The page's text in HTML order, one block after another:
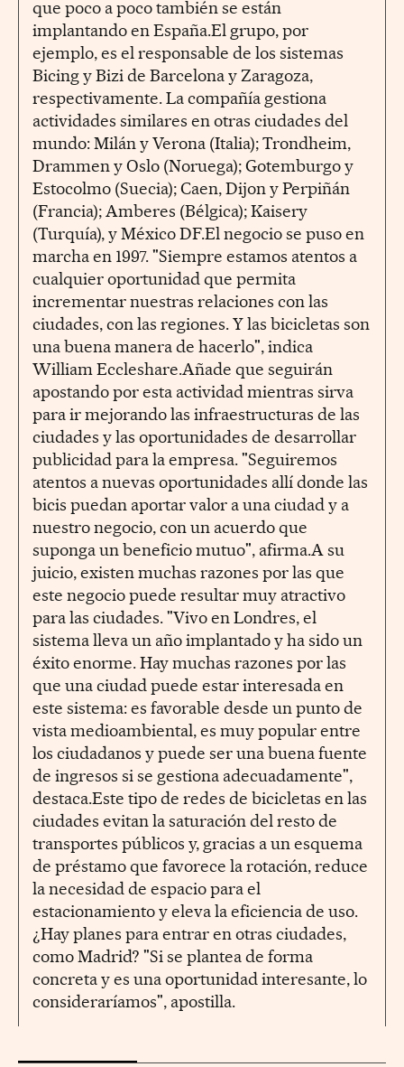
que poco a poco también se están
implantando en España.El grupo, por
ejemplo, es el responsable de los sistemas
Bicing y Bizi de Barcelona y Zaragoza,
respectivamente. La compañía gestiona
actividades similares en otras ciudades del
mundo: Milán y Verona (Italia); Trondheim,
Drammen y Oslo (Noruega); Gotemburgo y
Estocolmo (Suecia); Caen, Dijon y Perpiñán
(Francia); Amberes (Bélgica); Kaisery
(Turquía), y México DF.El negocio se puso en
marcha en 1997. "Siempre estamos atentos a
cualquier oportunidad que permita
incrementar nuestras relaciones con las
ciudades, con las regiones. Y las bicicletas son
una buena manera de hacerlo", indica
William Eccleshare.Añade que seguirán
apostando por esta actividad mientras sirva
para ir mejorando las infraestructuras de las
ciudades y las oportunidades de desarrollar
publicidad para la empresa. "Seguiremos
atentos a nuevas oportunidades allí donde las
bicis puedan aportar valor a una ciudad y a
nuestro negocio, con un acuerdo que
suponga un beneficio mutuo", afirma.A su
juicio, existen muchas razones por las que
este negocio puede resultar muy atractivo
para las ciudades. "Vivo en Londres, el
sistema lleva un año implantado y ha sido un
éxito enorme. Hay muchas razones por las
que una ciudad puede estar interesada en
este sistema: es favorable desde un punto de
vista medioambiental, es muy popular entre
los ciudadanos y puede ser una buena fuente
de ingresos si se gestiona adecuadamente",
destaca.Este tipo de redes de bicicletas en las
ciudades evitan la saturación del resto de
transportes públicos y, gracias a un esquema
de préstamo que favorece la rotación, reduce
la necesidad de espacio para el
estacionamiento y eleva la eficiencia de uso.
¿Hay planes para entrar en otras ciudades,
como Madrid? "Si se plantea de forma
concreta y es una oportunidad interesante, lo
consideraríamos", apostilla.